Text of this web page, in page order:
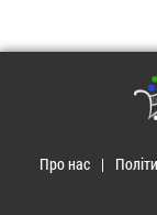
Про нас